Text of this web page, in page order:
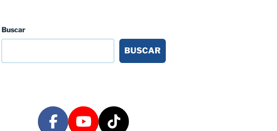
Buscar
BUSCAR